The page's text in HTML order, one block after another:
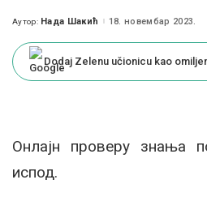
Posted
Аутор: Нада Шакић 18. новембар 2023.
Dodaj Zelenu učionicu kao
Онлајн проверу знања
испод.